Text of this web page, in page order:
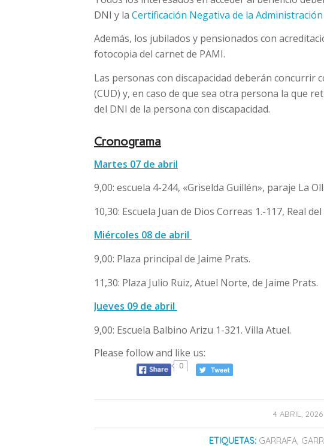
DNI y la Certificación Negativa de la
Además, los jubilados y pensionados con
fotocopia del carnet de PAMI.
Las personas con discapacidad deberán concurrir
(CUD) y, en caso de que sea otra persona la que
del DNI de la persona con discapacidad.
Cronograma
Martes 07 de abril
9,00: escuela 4-244, «Griselda Guillén», paraje La
10,30: Escuela Juan de Dios Correas 1.-117, Real del
Miércoles 08 de abril
9,00: Plaza principal de Jaime Prats.
11,30: Plaza Julio Ruiz, Atuel Norte, de Jaime Prats.
Jueves 09 de abril
9,00: Escuela Balbino Arizu 1-321. Villa Atuel.
Please follow and like us:
0
4 ABRIL, 2026
/
ETIQUETAS: GARRAFA,